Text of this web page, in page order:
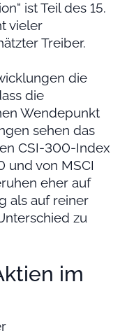
ist Teil des 15.
vieler
Treiber.
die
die
Wendepunkt
sehen das
CSI-300-Index
und von MSCI
eher auf
als auf reiner
zu
im